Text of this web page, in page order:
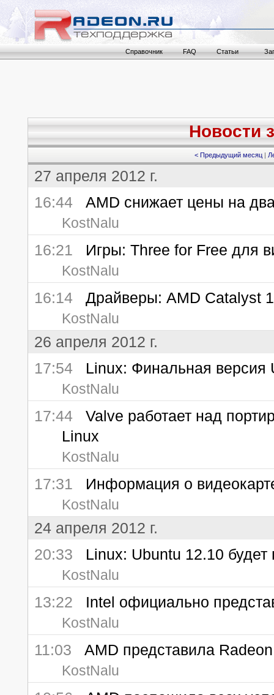
Справочник FAQ Статьи
Новости
< Предыдущий месяц |
27 апреля 2012 г.
16:44 AMD снижает цены на
KostNalu
16:21 Игры: Three for Free для
KostNalu
16:14 Драйверы: AMD Catalyst
KostNalu
26 апреля 2012 г.
17:54 Linux: Финальная версия
KostNalu
17:44 Valve работает над
Linux
KostNalu
17:31 Информация о
KostNalu
24 апреля 2012 г.
20:33 Linux: Ubuntu 12.10 будет
KostNalu
13:22 Intel официально
KostNalu
11:03 AMD представила
KostNalu